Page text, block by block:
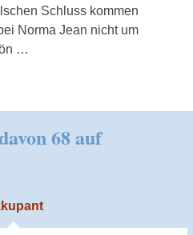
Schluss kommen
Norma Jean nicht um
…
68 auf